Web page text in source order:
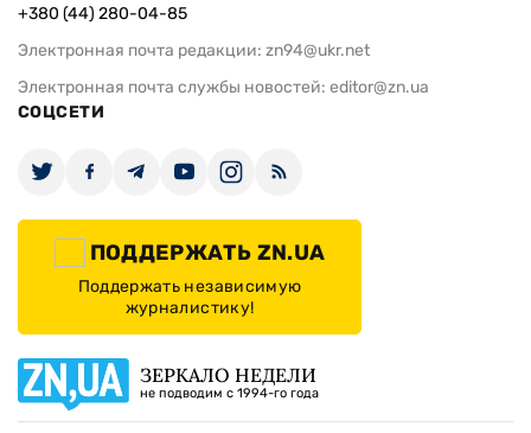
+380 (44) 280-04-85
Электронная почта редакции: zn94@ukr.net
Электронная почта службы новостей: editor@zn.ua
СОЦСЕТИ
ПОДДЕРЖАТЬ ZN.UA
Поддержать независимую
журналистику!
ЗЕРКАЛО НЕДЕЛИ
не подводим с 1994-го года